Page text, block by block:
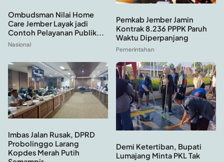
Ombudsman Nilai Home
Care Jember Layak jadi
Contoh Pelayanan Publik...
Nasional
Pemkab Jember Jamin
Kontrak 8.236 PPPK Paruh
Waktu Diperpanjang
Pemerintahan
Imbas Jalan Rusak, DPRD
Probolinggo Larang
Kopdes Merah Putih
Demi Ketertiban, Bupati
Lumajang Minta PKL Tak